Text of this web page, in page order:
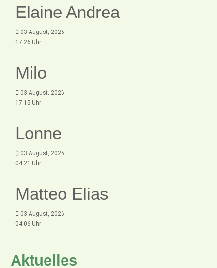
Elaine Andrea
03 August, 2026
17:26 Uhr
Milo
03 August, 2026
17:15 Uhr
Lonne
03 August, 2026
04:21 Uhr
Matteo Elias
03 August, 2026
04:06 Uhr
Aktuelles